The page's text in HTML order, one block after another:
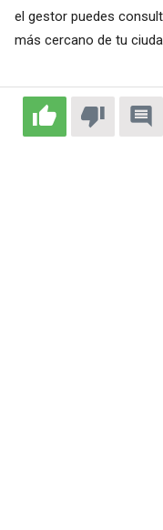
el gestor puedes
más cercano de tu